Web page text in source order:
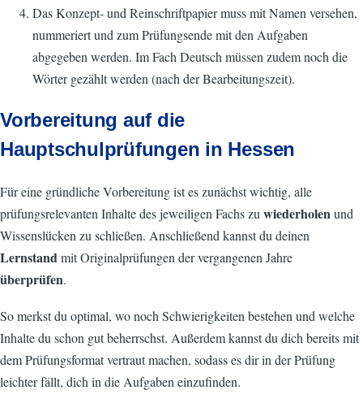
Das Konzept- und Reinschriftpapier muss mit Namen versehen,
nummeriert und zum Prüfungsende mit den Aufgaben
abgegeben werden. Im Fach Deutsch müssen zudem noch die
Wörter gezählt werden (nach der Bearbeitungszeit).
Vorbereitung auf die
Hauptschulprüfungen in Hessen
Für eine gründliche Vorbereitung ist es zunächst wichtig, alle
prüfungsrelevanten Inhalte des jeweiligen Fachs zu wiederholenund
Wissenslücken zu schließen. Anschließend kannst du deinen
Lernstandmit Originalprüfungen der vergangenen Jahre
überprüfen.
So merkst du optimal, wo noch Schwierigkeiten bestehen und welche
Inhalte du schon gut beherrschst. Außerdem kannst du dich bereits mit
dem Prüfungsformat vertraut machen, sodass es dir in der Prüfung
leichter fällt, dich in die Aufgaben einzufinden.